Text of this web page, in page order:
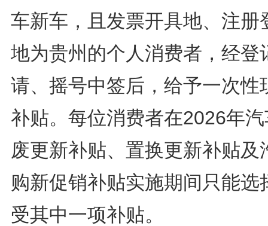
车新车，且发票开具地、注册
地为贵州的个人消费者，经登
请、摇号中签后，给予一次性
补贴。每位消费者在2026年
废更新补贴、置换更新补贴及
购新促销补贴实施期间只能选
受其中一项补贴。